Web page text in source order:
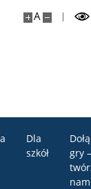
A
Dla
szkół
gry –